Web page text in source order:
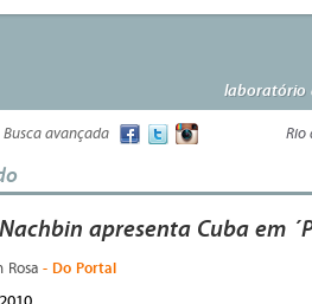
laboratório
Busca avançada Rio
apresenta Cuba em
Rosa - Do Portal